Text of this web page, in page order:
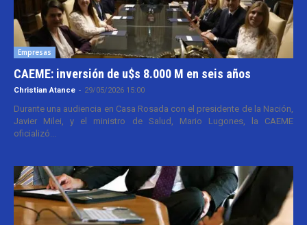
Empresas
CAEME: inversión de u$s 8.000 M en seis años
Christian Atance - 29/05/2026 15:00
Durante una audiencia en Casa Rosada con el presidente de la Nación,
Javier Milei, y el ministro de Salud, Mario Lugones, la CAEME
oficializó...